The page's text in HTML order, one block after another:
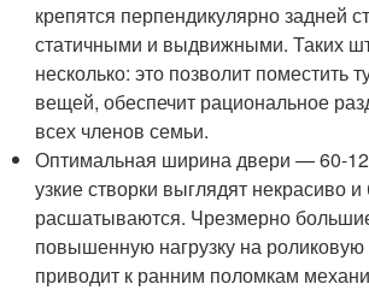
крепятся перпендикулярно задней
статичными и выдвижными. Таких
несколько: это позволит поместить
вещей, обеспечит рациональное
всех членов семьи.
Оптимальная ширина двери — 60-
узкие створки выглядят некрасиво
расшатываются. Чрезмерно
повышенную нагрузку на роликовую
приводит к ранним поломкам